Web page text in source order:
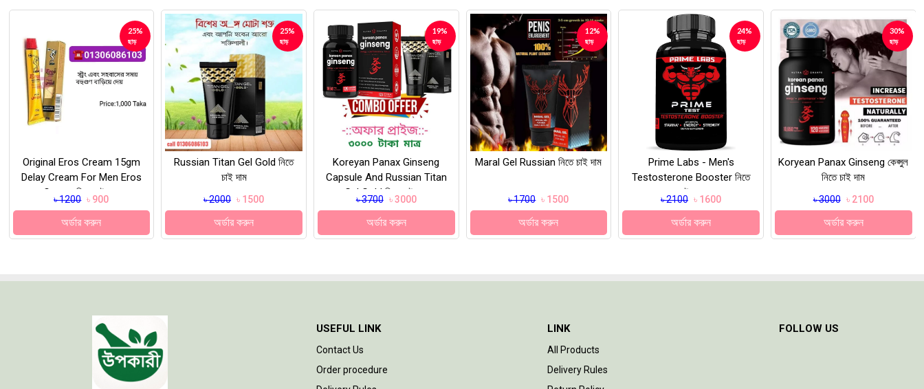
25%
ছাড়
Original Eros Cream 15gm
Delay Cream For Men Eros
Cream নিতে চাই দাম
৳ 1200 ৳ 900
অর্ডার করুন
25%
ছাড়
Russian Titan Gel Gold নিতে
চাই দাম
৳ 2000 ৳ 1500
অর্ডার করুন
19%
ছাড়
Koreyan Panax Ginseng
Capsule And Russian Titan
Gel Gold নিতে চাই দাম
৳ 3700 ৳ 3000
অর্ডার করুন
12%
ছাড়
Maral Gel Russian নিতে চাই দাম
৳ 1700 ৳ 1500
অর্ডার করুন
24%
ছাড়
Prime Labs - Men's
Testosterone Booster নিতে
চাই দাম
৳ 2100 ৳ 1600
অর্ডার করুন
30%
ছাড়
Koryean Panax Ginseng কেপ্সুল
নিতে চাই দাম
৳ 3000 ৳ 2100
অর্ডার করুন
USEFUL LINK
Contact Us
Order procedure
LINK
All Products
Delivery Rules
FOLLOW US